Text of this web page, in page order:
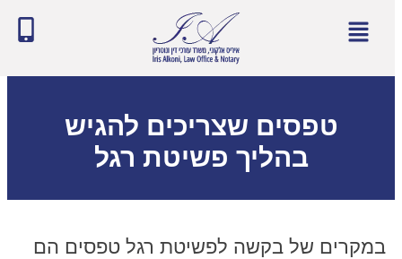
טפסים שצריכים להגיש
בהליך פשיטת רגל
במקרים של בקשה לפשיטת רגל טפסים הם